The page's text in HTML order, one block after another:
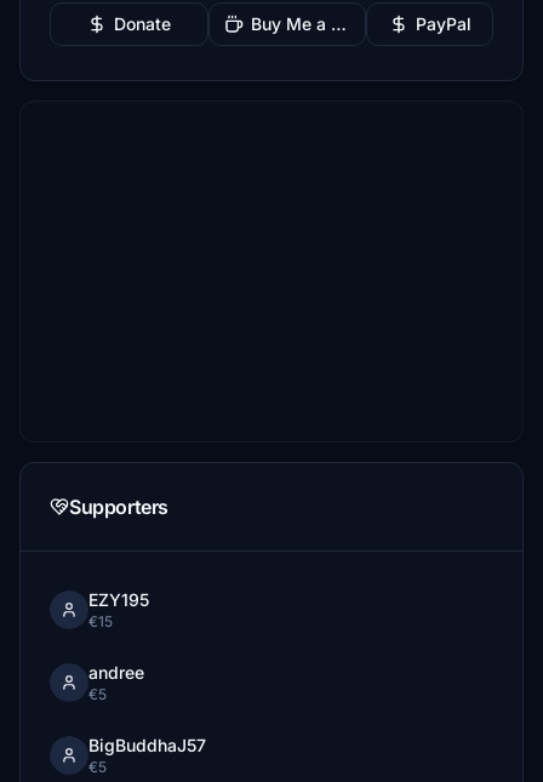
Donate Buy Me a Coffee PayPal
Supporters
EZY195
€15
andree
€5
BigBuddhaJ57
€5